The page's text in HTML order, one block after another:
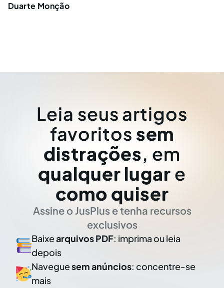
Duarte Monção
Leia seus artigos
favoritos sem
distrações, em
qualquer lugar e
como quiser
Assine o JusPlus e tenha recursos
exclusivos
Baixearquivos PDF: imprima ou leia
depois
Naveguesem anúncios: concentre-se
mais